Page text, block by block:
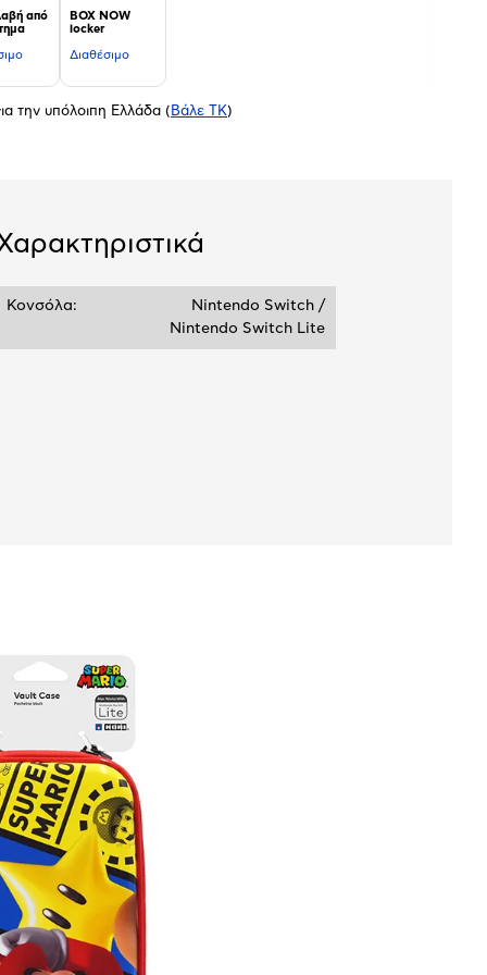
από
BOX NOW
locker
Διαθέσιμο
την υπόλοιπη Ελλάδα ( Βάλε ΤΚ)
Κονσόλα:
Nintendo Switch /
Nintendo Switch Lite